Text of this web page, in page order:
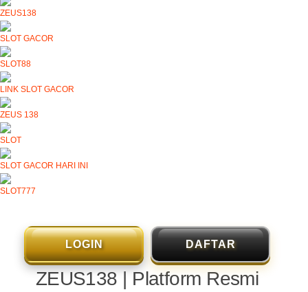
ZEUS138
SLOT GACOR
SLOT88
LINK SLOT GACOR
ZEUS 138
SLOT
SLOT GACOR HARI INI
SLOT777
LOGIN DAFTAR
ZEUS138 | Platform Resmi